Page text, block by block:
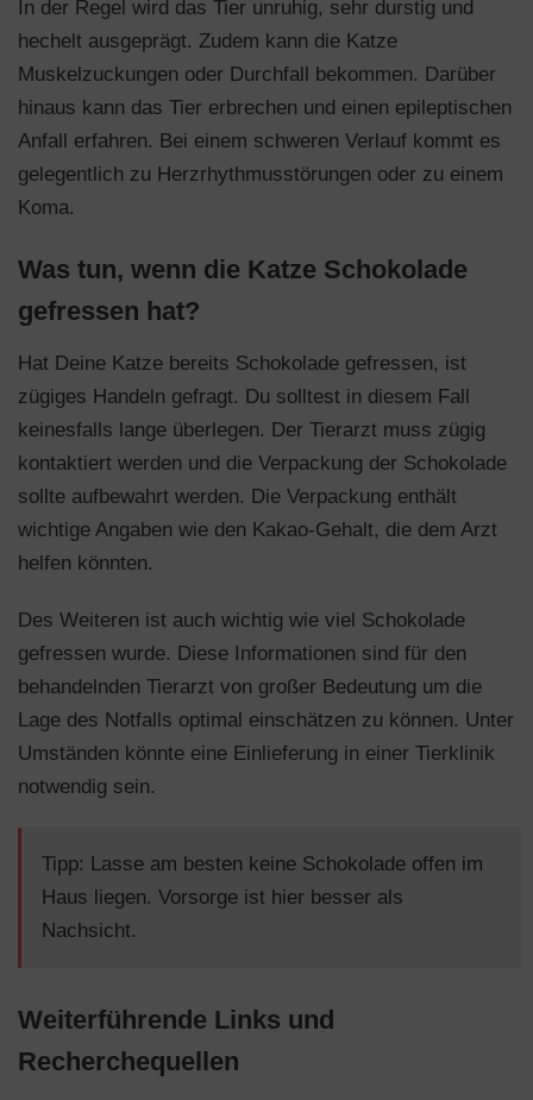
In der Regel wird das Tier unruhig, sehr durstig und
hechelt ausgeprägt. Zudem kann die Katze
Muskelzuckungen oder Durchfall bekommen. Darüber
hinaus kann das Tier erbrechen und einen epileptischen
Anfall erfahren. Bei einem schweren Verlauf kommt es
gelegentlich zu Herzrhythmusstörungen oder zu einem
Koma.
Was tun, wenn die Katze Schokolade
gefressen hat?
Hat Deine Katze bereits Schokolade gefressen, ist
zügiges Handeln gefragt. Du solltest in diesem Fall
keinesfalls lange überlegen. Der Tierarzt muss zügig
kontaktiert werden und die Verpackung der Schokolade
sollte aufbewahrt werden. Die Verpackung enthält
wichtige Angaben wie den Kakao-Gehalt, die dem Arzt
helfen könnten.
Des Weiteren ist auch wichtig wie viel Schokolade
gefressen wurde. Diese Informationen sind für den
behandelnden Tierarzt von großer Bedeutung um die
Lage des Notfalls optimal einschätzen zu können. Unter
Umständen könnte eine Einlieferung in einer Tierklinik
notwendig sein.
Tipp: Lasse am besten keine Schokolade offen im
Haus liegen. Vorsorge ist hier besser als
Nachsicht.
Weiterführende Links und
Recherchequellen